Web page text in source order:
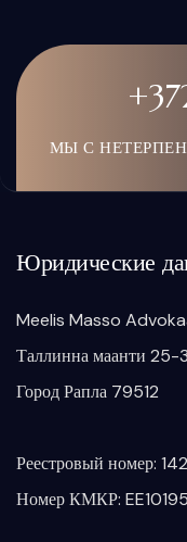
МЫ С
Юридические
Meelis Masso
Таллинна маанти 25-
Город Рапла 79512
Реестровый номер:
Номер КМКР: